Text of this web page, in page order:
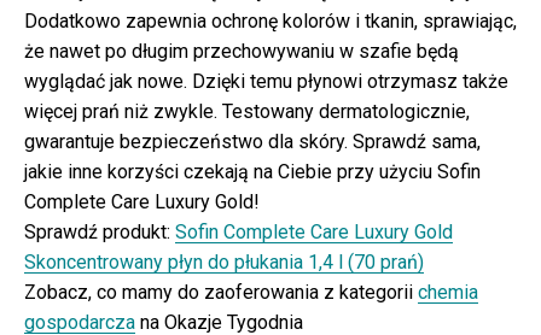
Dodatkowo zapewnia ochronę kolorów i tkanin, sprawiając,
że nawet po długim przechowywaniu w szafie będą
wyglądać jak nowe. Dzięki temu płynowi otrzymasz także
więcej prań niż zwykle. Testowany dermatologicznie,
gwarantuje bezpieczeństwo dla skóry. Sprawdź sama,
jakie inne korzyści czekają na Ciebie przy użyciu Sofin
Complete Care Luxury Gold!
Sprawdź produkt: Sofin Complete Care Luxury Gold
Skoncentrowany płyn do płukania 1,4 l (70 prań)
Zobacz, co mamy do zaoferowania z kategorii chemia
gospodarcza na Okazje Tygodnia